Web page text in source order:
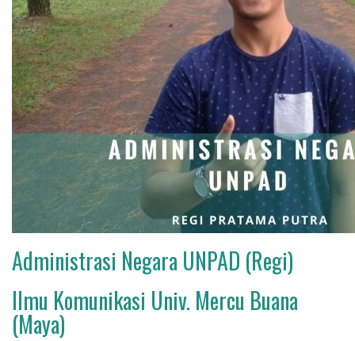
Administrasi Negara UNPAD (Regi)
Ilmu Komunikasi Univ. Mercu Buana
(Maya)